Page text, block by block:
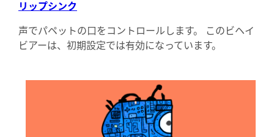
リップシンク
声でパペットの口をコントロールします。 このビヘイ
ビアーは、初期設定では有効になっています。